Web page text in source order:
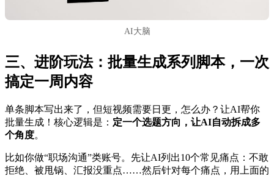
AI大脑
三、进阶玩法：批量生成系列脚本，一次
搞定一周内容
单条脚本写出来了，但短视频需要日更，怎么办？让AI帮你
批量生成！核心逻辑是： 定一个选题方向，让AI自动拆成多
个角度。
比如你做“职场沟通”类账号。先让AI列出10个常见痛点：不敢
拒绝、被甩锅、汇报没重点……然后针对每个痛点，用上面的